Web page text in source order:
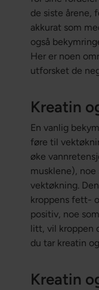
de siste årene,
akkurat som
også
Her er noen
utforsket de
Kreatin
En vanlig
føre til
øke
musklene), noe
vektøkning.
kroppens fett-
positiv, noe
litt, vil kroppen
du tar kreatin
Kreatin